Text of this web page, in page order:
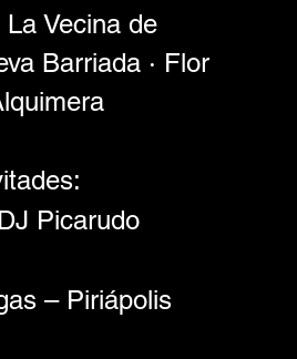
La Vecina de
Barriada · Flor
Picarudo
– Piriápolis